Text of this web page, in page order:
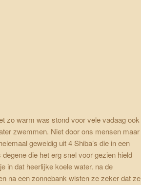
zo warm was stond voor vele vadaag ook
zwemmen. Niet door ons mensen maar
geweldig uit 4 Shiba’s die in een
die het erg snel voor gezien hield
in dat heerlijke koele water. na de
na een zonnebank wisten ze zeker dat ze